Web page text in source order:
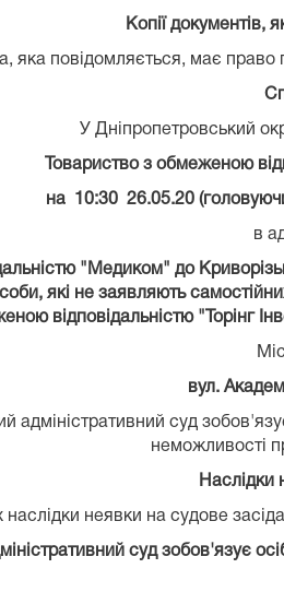
Копії документів,
яка повідомляється, має право
У Дніпропетровський
Товариство з обмеженою
на 10:30 26.05.20
в
"Медиком" до
які не заявляють
відповідальністю "Торінг
вул.
адміністративний суд
неможливості
Наслідки
наслідки неявки на судове
суд зобов'язує